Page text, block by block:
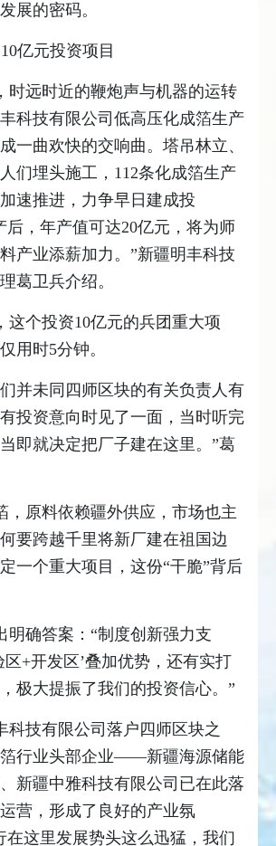
展的密码。
亿元投资项目
时远时近的鞭炮声与机器的运转
科技有限公司低高压化成箔生产
一曲欢快的交响曲。塔吊林立、
们埋头施工，112条化成箔生产
速推进，力争早日建成投
后，年产值可达20亿元，将为师
产业添薪加力。”新疆明丰科技
葛卫兵介绍。
这个投资10亿元的兵团重大项
用时5分钟。
并未同四师区块的有关负责人有
投资意向时见了一面，当时听完
即就决定把厂子建在这里。”葛
，原料依赖疆外供应，市场也主
要跨越千里将新厂建在祖国边
一个重大项目，这份“干脆”背后
明确答案：“制度创新强力支
区+开发区’叠加优势，还有实打
极大提振了我们的投资信心。”
科技有限公司落户四师区块之
行业头部企业——新疆海源储能
新疆中雅科技有限公司已在此落
营，形成了良好的产业氛
在这里发展势头这么迅猛，我们